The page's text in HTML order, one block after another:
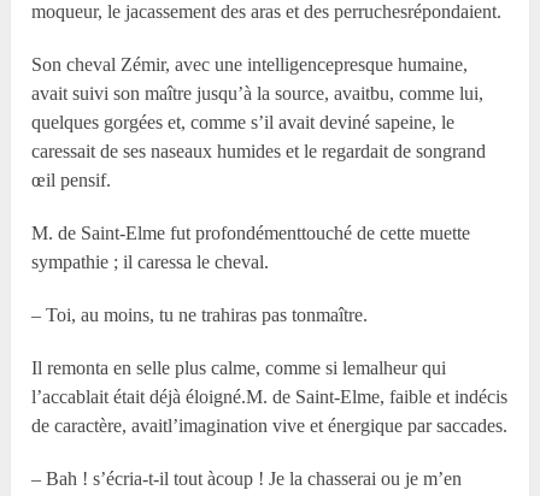
moqueur, le jacassement des aras et des perruchesrépondaient.
Son cheval Zémir, avec une intelligencepresque humaine,
avait suivi son maître jusqu’à la source, avaitbu, comme lui,
quelques gorgées et, comme s’il avait deviné sapeine, le
caressait de ses naseaux humides et le regardait de songrand
œil pensif.
M. de Saint-Elme fut profondémenttouché de cette muette
sympathie ; il caressa le cheval.
– Toi, au moins, tu ne trahiras pas tonmaître.
Il remonta en selle plus calme, comme si lemalheur qui
l’accablait était déjà éloigné.M. de Saint-Elme, faible et indécis
de caractère, avaitl’imagination vive et énergique par saccades.
– Bah ! s’écria-t-il tout àcoup ! Je la chasserai ou je m’en